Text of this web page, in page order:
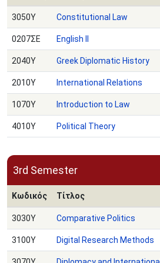
3050Υ Constitutional Law
0207ΣΕ English ΙΙ
2040Υ Greek Diplomatic History
2010Υ International Relations
1070Υ Introduction to Law
4010Υ Political Theory
3rd Semester
Κωδικός Τίτλος
3030Υ Comparative Politics
3100Υ Digital Research Methods